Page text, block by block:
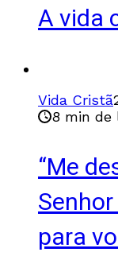
A vida
Vida Cristã
8 min de
“Me
para